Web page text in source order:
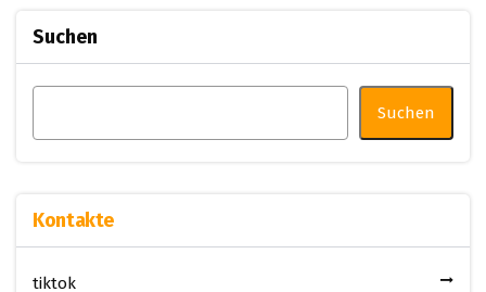
Suchen
Suchen
Kontakte
tiktok